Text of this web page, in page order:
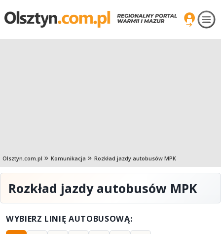
Olsztyn.com.pl Komunikacja Rozkład jazdy autobusów MPK
Rozkład jazdy autobusów MPK
WYBIERZ LINIĘ AUTOBUSOWĄ: